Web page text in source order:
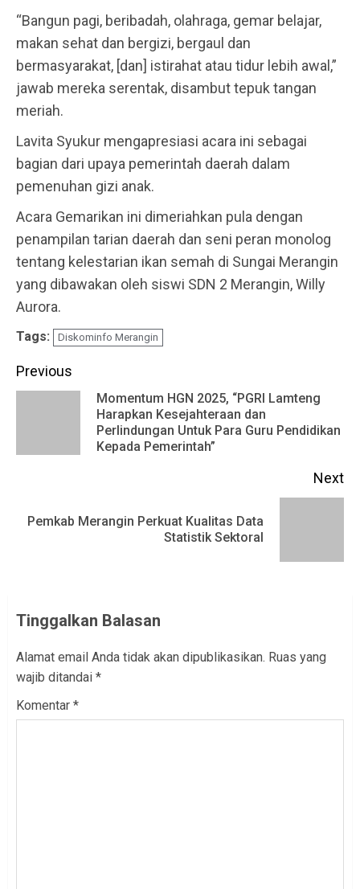
“Bangun pagi, beribadah, olahraga, gemar belajar,
makan sehat dan bergizi, bergaul dan
bermasyarakat, [dan] istirahat atau tidur lebih awal,”
jawab mereka serentak, disambut tepuk tangan
meriah.
Lavita Syukur mengapresiasi acara ini sebagai
bagian dari upaya pemerintah daerah dalam
pemenuhan gizi anak.
Acara Gemarikan ini dimeriahkan pula dengan
penampilan tarian daerah dan seni peran monolog
tentang kelestarian ikan semah di Sungai Merangin
yang dibawakan oleh siswi SDN 2 Merangin, Willy
Aurora.
Tags: Diskominfo Merangin
Continue
Previous
Momentum HGN 2025, “PGRI Lamteng
Harapkan Kesejahteraan dan
Perlindungan Untuk Para Guru Pendidikan
Kepada Pemerintah”
Next
Next
Pemkab Merangin Perkuat Kualitas Data
Statistik Sektoral
Tinggalkan Balasan
Alamat email Anda tidak akan dipublikasikan. Ruas yang
wajib ditandai *
Komentar *